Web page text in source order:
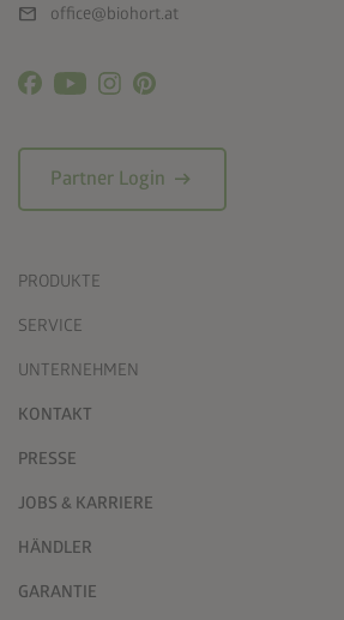
mail office@biohort.at
Partner Login arrow_right_alt
PRODUKTE
SERVICE
UNTERNEHMEN
KONTAKT
PRESSE
JOBS & KARRIERE
HÄNDLER
GARANTIE